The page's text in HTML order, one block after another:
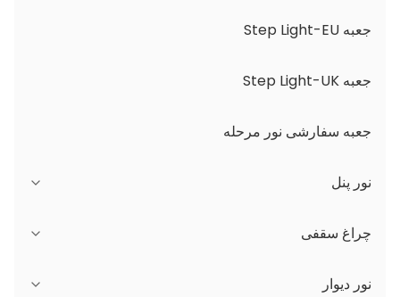
جعبه Step Light-EU
جعبه Step Light-UK
جعبه سفارشی نور مرحله
نور پنل
سری JDL
سری DSDL
چراغ سقفی
سری JCL
نور دیوار